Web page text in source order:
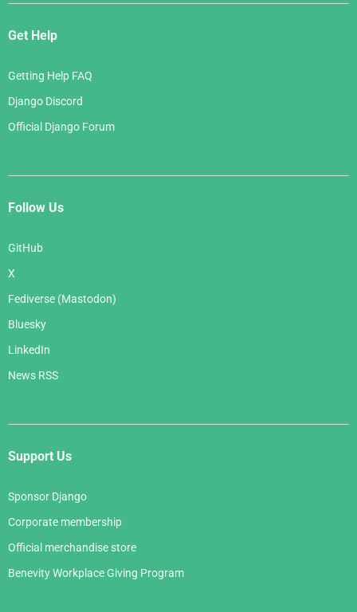
Get Help
Getting Help FAQ
Django Discord
Official Django Forum
Follow Us
GitHub
X
Fediverse (Mastodon)
Bluesky
LinkedIn
News RSS
Support Us
Sponsor Django
Corporate membership
Official merchandise store
Benevity Workplace Giving Program